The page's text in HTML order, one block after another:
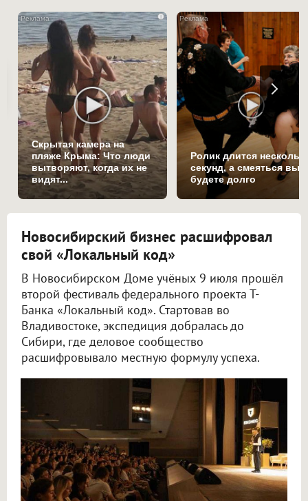
i
Скрытая камера на
пляже Крыма: Что люди
вытворяют, когда их не
видят...
Ролик длится
секунд, а смеяться вы
будете долго
Новосибирский бизнес расшифровал
свой «Локальный код»
В Новосибирском Доме учёных 9 июля прошёл
второй фестиваль федерального проекта Т-
Банка «Локальный код». Стартовав во
Владивостоке, экспедиция добралась до
Сибири, где деловое сообщество
расшифровывало местную формулу успеха.